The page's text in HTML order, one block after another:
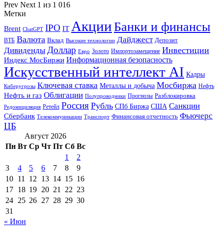
Prev Next 1 из 1 016
Метки
Brent ChatGPT IPO IT АкцииБанки и финансы
ВТБ Валюта Вклад Высокие технологии Дайджест Депозит
Дивиденды Доллар Евро Золото Импортозамещение Инвестиции
Индекс МосБиржи Информационная безопасность
Искусственный интеллект AI Кадры
Киберугрозы Ключевая ставка Металлы и добыча Мосбиржа Нефть
Нефть и газ Облигации Полупроводники Прогнозы Разблокировка
Редомициляция Ретейл Россия Рубль СПб Биржа США Санкции
Сбербанк Телекоммуникации Транспорт Финансовая отчетность Фьючерс
ЦБ
Август 2026
Пн Вт Ср Чт Пт Сб Вс
1
2
3
4 5 6 7 8
9
10 11 12 13 14 15 16
17 18 19 20 21 22 23
24 25 26 27 28 29 30
31
« Июн